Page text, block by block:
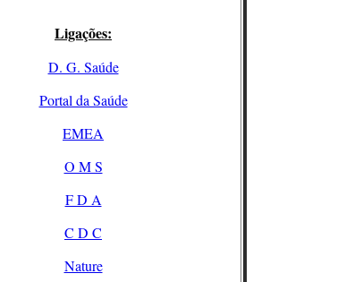
Ligações:
D. G. Saúde
Portal da Saúde
EMEA
O M S
F D A
C D C
Nature